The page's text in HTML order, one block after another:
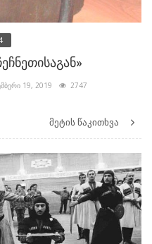
19, 2019 2747
მეტის წაკითხვა